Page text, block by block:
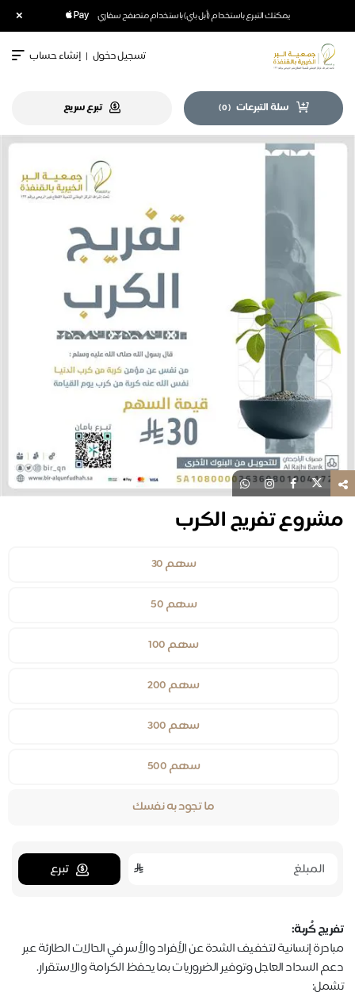
يمكنك التبرع باستخدام (أبل باي) باستخدام متصفح سفاري ×
تسجيل دخول | إنشاء حساب
سلة التبرعات (
0
) تبرع سريع
مشروع تفريج الكرب
سهم 30
سهم 50
سهم 100
سهم 200
سهم 300
سهم 500
ما تجود به نفسك
تبرع
تفريج كُربة:
مبادرة إنسانية لتخفيف الشدة عن الأفراد والأسر في الحالات الطارئة عبر
دعم السداد العاجل وتوفير الضروريات بما يحفظ الكرامة والاستقرار.
تشمل: